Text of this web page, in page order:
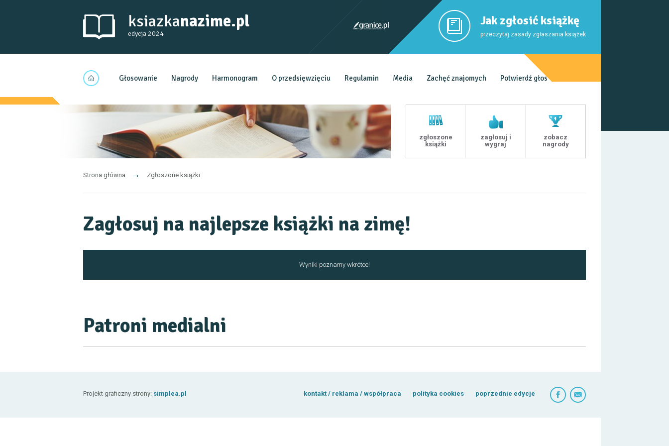
ksiazkanazime.pl
edycja 2024
Jak zgłosić książkę
przeczytaj zasady zgłaszania książek
Głosowanie Nagrody Harmonogram O przedsięwzięciu Regulamin Media Zachęć znajomych Potwierdź głos
zgłoszone
książki
zagłosuj i
wygraj
zobacz
nagrody
Strona główna Zgłoszone książki
Zagłosuj na najlepsze książki na zimę!
Wyniki poznamy wkrótce!
Patroni medialni
Projekt graficzny strony: simplea.pl kontakt / reklama / współpraca polityka cookies poprzednie edycje